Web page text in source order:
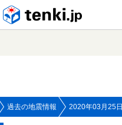
過去の地震情報 2020年03月25日